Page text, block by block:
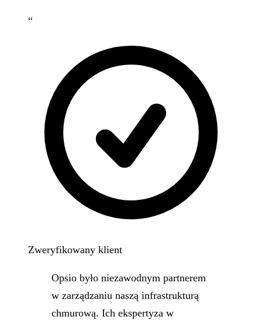
“
Zweryfikowany klient
Opsio było niezawodnym partnerem
w zarządzaniu naszą infrastrukturą
chmurową. Ich ekspertyza w